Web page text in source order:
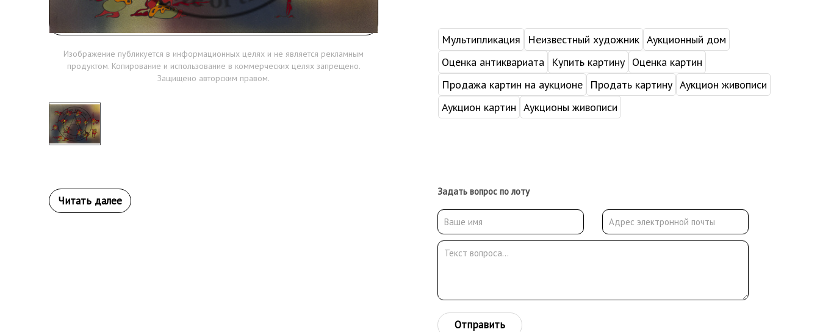
Изображение публикуется в информационных целях и не является рекламным
продуктом. Копирование и использование в коммерческих целях запрещено.
Защищено авторским правом.
Мультипликация Неизвестный художник Аукционный дом
Оценка антиквариата
Купить картину Оценка картин
Продажа картин на аукционе
Продать картину Аукцион живописи
Аукцион картин Аукционы живописи
Задать вопрос по лоту
Отправить